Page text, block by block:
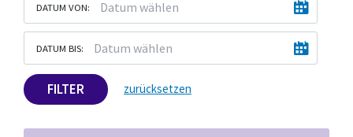
DATUM VON:
DATUM BIS:
FILTER zurücksetzen